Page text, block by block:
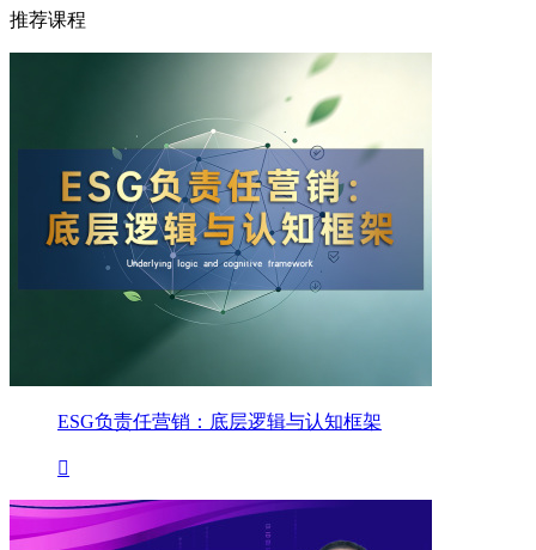
推荐课程
ESG负责任营销：底层逻辑与认知框架
